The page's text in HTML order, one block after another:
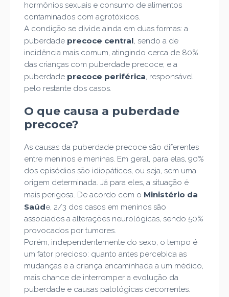
hormônios sexuais e consumo de alimentos
contaminados com agrotóxicos.
A condição se divide ainda em duas formas: a
puberdade precoce central, sendo a de
incidência mais comum, atingindo cerca de 80%
das crianças com puberdade precoce; e a
puberdade precoce periférica, responsável
pelo restante dos casos.
O que causa a puberdade
precoce?
As causas da puberdade precoce são diferentes
entre meninos e meninas. Em geral, para elas, 90%
dos episódios são idiopáticos, ou seja, sem uma
origem determinada. Já para eles, a situação é
mais perigosa. De acordo com o Ministério da
Saúde, 2/3 dos casos em meninos são
associados a alterações neurológicas, sendo 50%
provocados por tumores.
Porém, independentemente do sexo, o tempo é
um fator precioso: quanto antes percebida as
mudanças e a criança encaminhada a um médico,
mais chance de interromper a evolução da
puberdade e causas patológicas decorrentes.